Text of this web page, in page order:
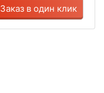
Заказ в один клик